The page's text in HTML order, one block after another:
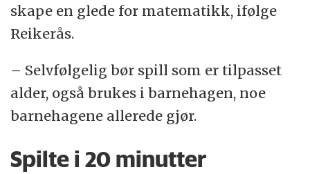
skape en glede for matematikk, ifølge
Reikerås.
– Selvfølgelig bør spill som er tilpasset
alder, også brukes i barnehagen, noe
barnehagene allerede gjør.
Spilte i 20 minutter